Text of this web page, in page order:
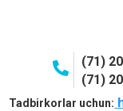
(71)
(71)
Tadbirkorlar uchun: